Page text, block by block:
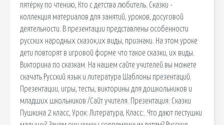
пятёрку по чтению, Кто с детства любитель. Сказки -
коллекция материалов для занятий, уроков, досуговой
деятельности. В презентации представлены особенности
русских народных сказок,их виды, признаки. На этом уроке
дети повторят в игровой форме что такое сказки, их виды.
Викторина по сказкам. На нашем сайте учителей вы можете
скачать Русский язык и литература Шаблоны презентаций.
Презентации, игры, тесты, викторины для дошкольников и
младших школьников /Сайт учителя. Презентация: Сказки
Пушкина 2 класс, Урок: Литература, Класс:. Что дают пестушки